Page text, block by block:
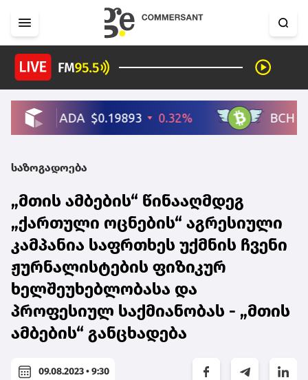
საზოგადოება
„მთის ამბების“ წინააღმდეგ
„ქართული ოცნების“ აგრესიული
კამპანია საფრთხეს უქმნის ჩვენი
ჟურნალისტების ფიზიკურ
ხელშეუხებლობასა და
პროფესიულ საქმიანობას - „მთის
ამბების“ განცხადება
09.08.2023 • 9:30